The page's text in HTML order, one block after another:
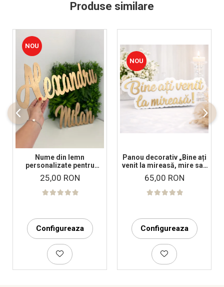
Produse similare
NOU
Nume din lemn
personalizate pentru
panouri foto și baloane -
Pret 1 NUME
25,00 RON
Configureaza
NOU
Panou decorativ „Bine ați
venit la mireasă, mire sau
nași!” – Decor nuntă
elegant
65,00 RON
Configureaza